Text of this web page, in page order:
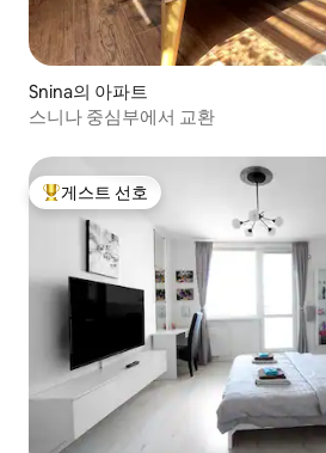
Snina의 아파트
스니나 중심부에서 교환
상위 게스트 선호
게스트 선호